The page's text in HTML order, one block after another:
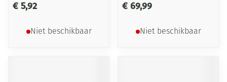
€ 5,92
Niet beschikbaar
€ 69,99
Niet beschikbaar